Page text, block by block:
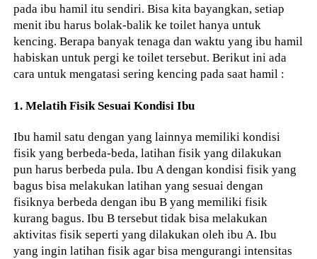
pada ibu hamil itu sendiri. Bisa kita bayangkan, setiap
menit ibu harus bolak-balik ke toilet hanya untuk
kencing. Berapa banyak tenaga dan waktu yang ibu hamil
habiskan untuk pergi ke toilet tersebut. Berikut ini ada
cara untuk mengatasi sering kencing pada saat hamil :
1. Melatih Fisik Sesuai Kondisi Ibu
Ibu hamil satu dengan yang lainnya memiliki kondisi
fisik yang berbeda-beda, latihan fisik yang dilakukan
pun harus berbeda pula. Ibu A dengan kondisi fisik yang
bagus bisa melakukan latihan yang sesuai dengan
fisiknya berbeda dengan ibu B yang memiliki fisik
kurang bagus. Ibu B tersebut tidak bisa melakukan
aktivitas fisik seperti yang dilakukan oleh ibu A. Ibu
yang ingin latihan fisik agar bisa mengurangi intensitas